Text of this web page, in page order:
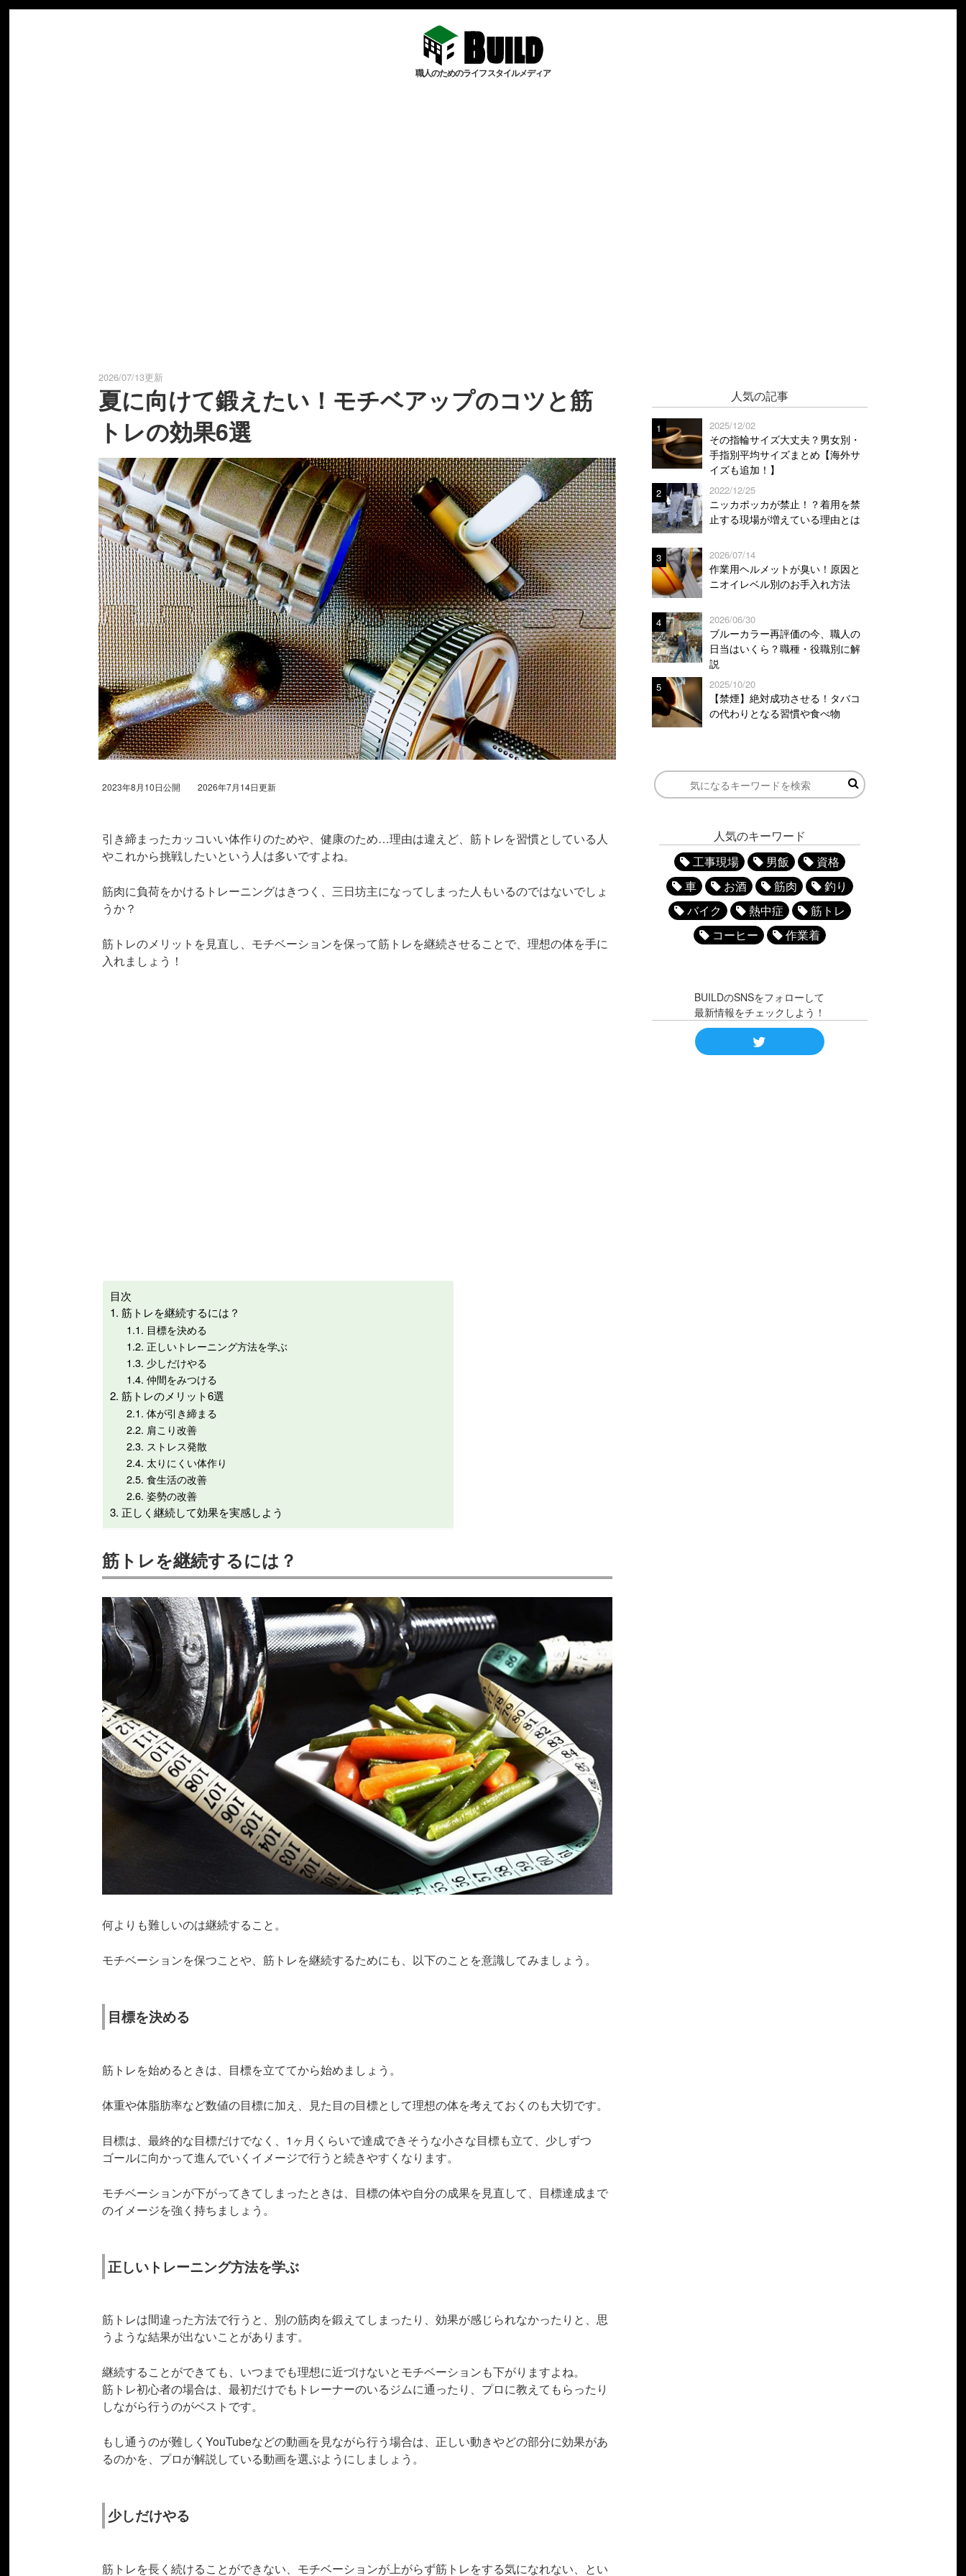
職人のためのライフスタイルメディア
2026/07/13更新
夏に向けて鍛えたい！モチベアップのコツと筋
トレの効果6選
2023年8月10日公開 2026年7月14日更新
引き締まったカッコいい体作りのためや、健康のため…理由は違えど、筋トレを習慣としている人
やこれから挑戦したいという人は多いですよね。
筋肉に負荷をかけるトレーニングはきつく、三日坊主になってしまった人もいるのではないでしょ
うか？
筋トレのメリットを見直し、モチベーションを保って筋トレを継続させることで、理想の体を手に
入れましょう！
目次
筋トレを継続するには？
目標を決める
正しいトレーニング方法を学ぶ
少しだけやる
仲間をみつける
筋トレのメリット6選
体が引き締まる
肩こり改善
ストレス発散
太りにくい体作り
食生活の改善
姿勢の改善
正しく継続して効果を実感しよう
筋トレを継続するには？
何よりも難しいのは継続すること。
モチベーションを保つことや、筋トレを継続するためにも、以下のことを意識してみましょう。
目標を決める
筋トレを始めるときは、目標を立ててから始めましょう。
体重や体脂肪率など数値の目標に加え、見た目の目標として理想の体を考えておくのも大切です。
目標は、最終的な目標だけでなく、1ヶ月くらいで達成できそうな小さな目標も立て、少しずつ
ゴールに向かって進んでいくイメージで行うと続きやすくなります。
モチベーションが下がってきてしまったときは、目標の体や自分の成果を見直して、目標達成まで
のイメージを強く持ちましょう。
正しいトレーニング方法を学ぶ
筋トレは間違った方法で行うと、別の筋肉を鍛えてしまったり、効果が感じられなかったりと、思
うような結果が出ないことがあります。
継続することができても、いつまでも理想に近づけないとモチベーションも下がりますよね。
筋トレ初心者の場合は、最初だけでもトレーナーのいるジムに通ったり、プロに教えてもらったり
しながら行うのがベストです。
もし通うのが難しくYouTubeなどの動画を見ながら行う場合は、正しい動きやどの部分に効果があ
るのかを、プロが解説している動画を選ぶようにしましょう。
少しだけやる
筋トレを長く続けることができない、モチベーションが上がらず筋トレをする気になれない、とい
人気の記事
1 2025/12/02
その指輪サイズ大丈夫？男女別・
手指別平均サイズまとめ【海外サ
イズも追加！】
2 2022/12/25
ニッカポッカが禁止！？着用を禁
止する現場が増えている理由とは
3 2026/07/14
作業用ヘルメットが臭い！原因と
ニオイレベル別のお手入れ方法
4 2026/06/30
ブルーカラー再評価の今、職人の
日当はいくら？職種・役職別に解
説
5 2025/10/20
【禁煙】絶対成功させる！タバコ
の代わりとなる習慣や食べ物
人気のキーワード
工事現場
男飯
資格
車
お酒 筋肉
釣り
バイク
熱中症
筋トレ
コーヒー
作業着
BUILDのSNSをフォローして
最新情報をチェックしよう！